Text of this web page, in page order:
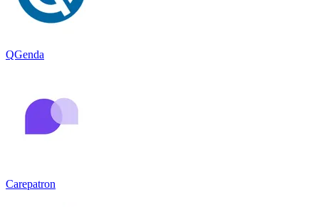
QGenda
Carepatron